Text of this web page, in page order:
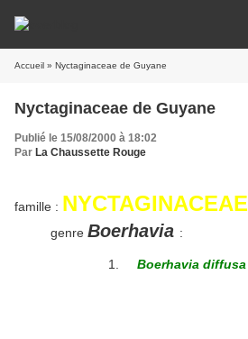
Accueil » Nyctaginaceae de Guyane
Nyctaginaceae de Guyane
Publié le 15/08/2000 à 18:02
Par La Chaussette Rouge
famille : NYCTAGINACEAE
genre Boerhavia :
Boerhavia diffusa